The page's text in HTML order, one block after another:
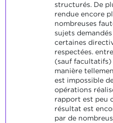
structurés. De
rendue encore
nombreuses
sujets
certaines
respectées.
(sauf facultatifs)
manière
est impossible
opérations
rapport est peu
résultat est
par de